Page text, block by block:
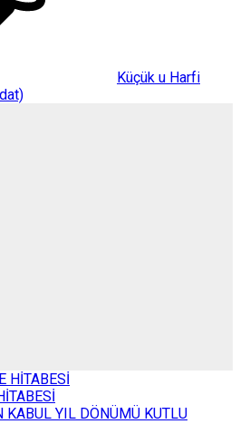
Küçük u Harfi